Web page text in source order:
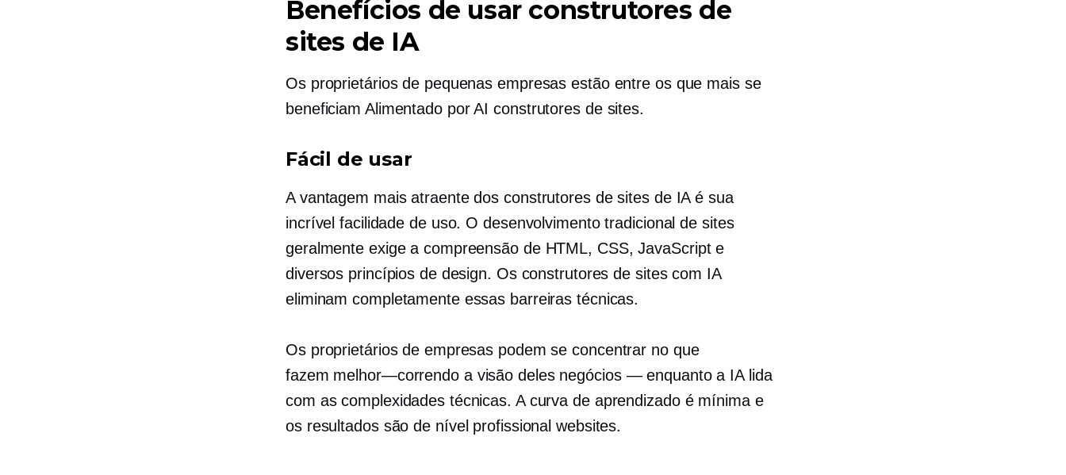
Benefícios de usar construtores de
sites de IA
Os proprietários de pequenas empresas estão entre os que mais se
beneficiam Alimentado por AI construtores de sites.
Fácil de usar
A vantagem mais atraente dos construtores de sites de IA é sua
incrívelfacilidade de uso. O desenvolvimento tradicional de sites
geralmente exige a compreensão de HTML, CSS, JavaScript e
diversos princípios de design. Os construtores de sites com IA
eliminam completamente essas barreiras técnicas.
Os proprietários de empresas podem se concentrar no que
fazem melhor—correndoa visão deles negócios — enquantoa IA lida
com as complexidades técnicas. A curva de aprendizado é mínima e
os resultados sãode nível profissional websites.